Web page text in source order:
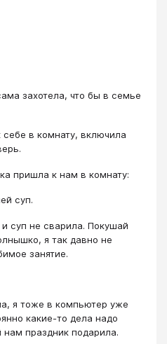
захотела, что бы в семье
в комнату, включила
пришла к нам в комнату:
суп.
суп не сварила. Покушай
я так давно не
занятие.
я тоже в компьютер уже
какие-то дела надо
нам праздник подарила.